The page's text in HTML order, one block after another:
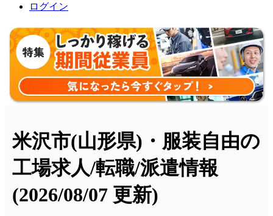
ログイン
米沢市(山形県)・服装自由の
工場求人/転職/派遣情報
(2026/08/07 更新)